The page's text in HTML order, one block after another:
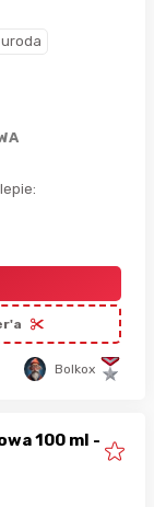
Bolkox
100 ml -